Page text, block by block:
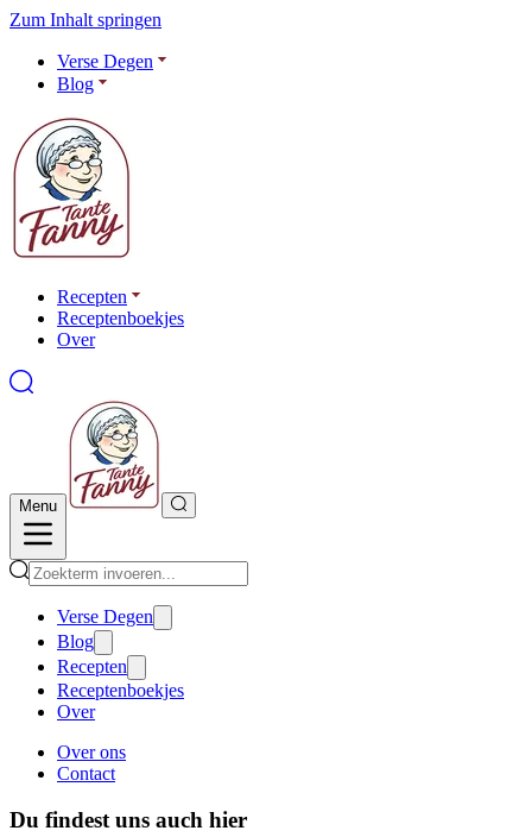
Zum Inhalt springen
Verse Degen
Blog
Recepten
Receptenboekjes
Over
Menu
Verse Degen
Blog
Recepten
Receptenboekjes
Over
Over ons
Contact
Du findest uns auch hier